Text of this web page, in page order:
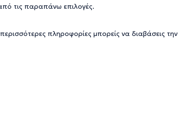
τις παραπάνω επιλογές.
πληροφορίες μπορείς να διαβάσεις την